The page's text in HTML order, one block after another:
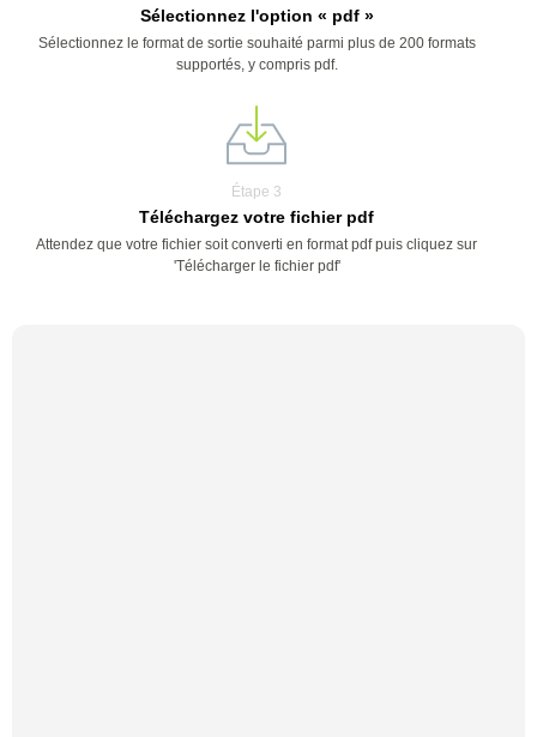
Sélectionnez l'option « pdf »
Sélectionnez le format de sortie souhaité parmi plus de 200 formats
supportés, y compris pdf.
Étape 3
Téléchargez votre fichier pdf
Attendez que votre fichier soit converti en format pdf puis cliquez sur
'Télécharger le fichier pdf'